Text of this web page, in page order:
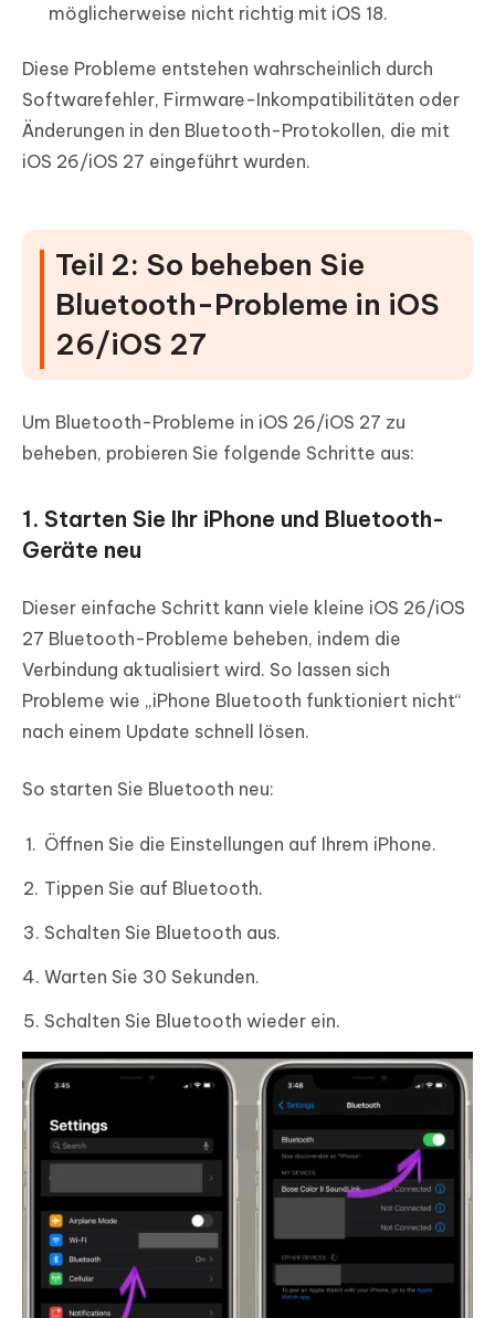
möglicherweise nicht richtig mit iOS 18.
Diese Probleme entstehen wahrscheinlich durch
Softwarefehler, Firmware-Inkompatibilitäten oder
Änderungen in den Bluetooth-Protokollen, die mit
iOS 26/iOS 27 eingeführt wurden.
Teil 2: So beheben Sie
Bluetooth-Probleme in iOS
26/iOS 27
Um Bluetooth-Probleme in iOS 26/iOS 27 zu
beheben, probieren Sie folgende Schritte aus:
1. Starten Sie Ihr iPhone und Bluetooth-
Geräte neu
Dieser einfache Schritt kann viele kleine iOS 26/iOS
27 Bluetooth-Probleme beheben, indem die
Verbindung aktualisiert wird. So lassen sich
Probleme wie „iPhone Bluetooth funktioniert nicht“
nach einem Update schnell lösen.
So starten Sie Bluetooth neu:
Öffnen Sie die Einstellungen auf Ihrem iPhone.
Tippen Sie auf Bluetooth.
Schalten Sie Bluetooth aus.
Warten Sie 30 Sekunden.
Schalten Sie Bluetooth wieder ein.